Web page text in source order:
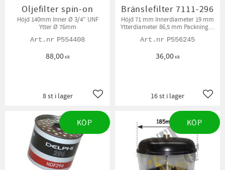
Oljefilter spin-on
Höjd 140mm Inner Ø 3/4" UNF
Ytter Ø 76mm
P554408
88,00KR
Lägg till i favoriter
8 st i lager
Bränslefilter 7111-296
Höjd 71 mm Innerdiameter 19 mm
Ytterdiameter 86,5 mm Packningar
P556245
36,00KR
16 st i lager
KÖP KÖP